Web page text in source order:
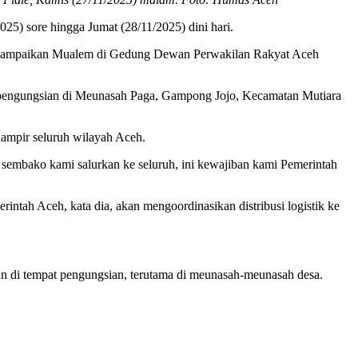
sore hingga Jumat (28/11/2025) dini hari.
Mualem di Gedung Dewan Perwakilan Rakyat Aceh
di Meunasah Paga, Gampong Jojo, Kecamatan Mutiara
seluruh wilayah Aceh.
kami salurkan ke seluruh, ini kewajiban kami Pemerintah
Aceh, kata dia, akan mengoordinasikan distribusi logistik ke
tempat pengungsian, terutama di meunasah-meunasah desa.